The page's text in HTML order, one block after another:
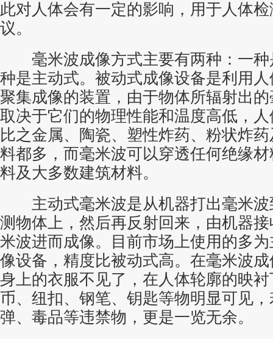
此对人体会有一定的影响，用于人体
议。
毫米波成像方式主要有两种：一种
种是主动式。被动式成像设备是利用
聚集成像的装置，由于物体所辐射出
取决于它们的物理性能和温度高低，
比之金属、陶瓷、塑性炸药、粉状炸
料都多，而毫米波可以穿透任何绝缘
料及大多数建筑材料。
主动式毫米波是从机器打出毫米波
测物体上，然后再反射回来，由机器
米波进而成像。目前市场上使用的多
像设备，精度比被动式高。在毫米波
身上的衣服不见了，在人体轮廓的映
币、纽扣、钢笔、钥匙等物明显可见
弹、毒品等违禁物，更是一览无余。